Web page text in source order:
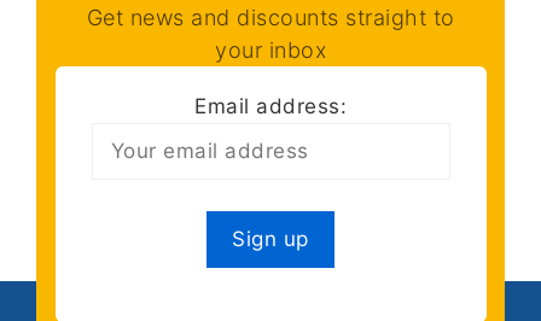
Get news and discounts straight to
your inbox
Email address: